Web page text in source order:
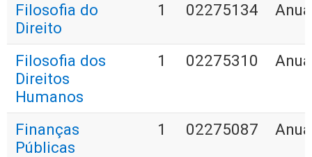
Filosofia do
Direito
1 02275134
Filosofia dos
Direitos
Humanos
1 02275310
Finanças
Públicas
1 02275087